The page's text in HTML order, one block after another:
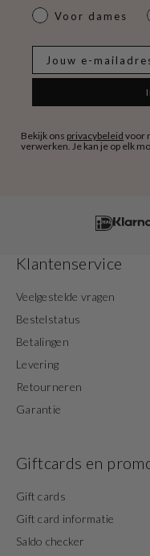
dames & heren
Voor dames
Bekijk ons privacybeleid voor
verwerken. Je kan je op elk
Klantenservice
Veelgestelde vragen
Bestelstatus
Betalingen
Levering
Retourneren
Garantie
Giftcards en
Gift cards
Gift card informatie
Saldo checker